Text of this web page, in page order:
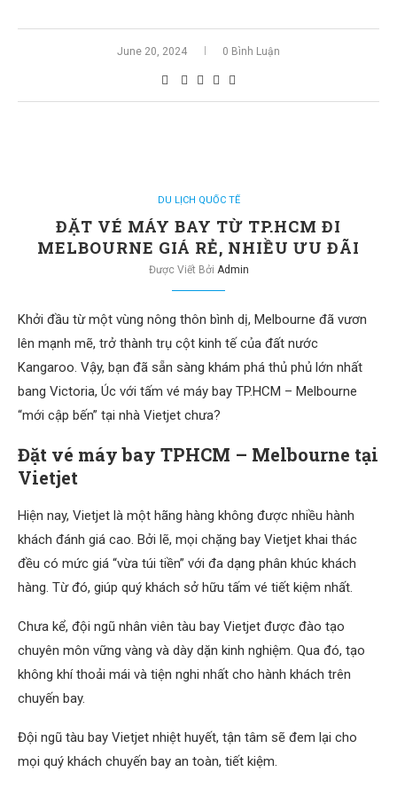
June 20, 2024 0 Bình Luận
DU LỊCH QUỐC TẾ
ĐẶT VÉ MÁY BAY TỪ TP.HCM ĐI
MELBOURNE GIÁ RẺ, NHIỀU ƯU ĐÃI
Được Viết Bởi Admin
Khởi đầu từ một vùng nông thôn bình dị, Melbourne đã vươn
lên mạnh mẽ, trở thành trụ cột kinh tế của đất nước
Kangaroo. Vậy, bạn đã sẵn sàng khám phá thủ phủ lớn nhất
bang Victoria, Úc với tấm vé máy bay TP.HCM – Melbourne
“mới cập bến” tại nhà Vietjet chưa?
Đặt vé máy bay TPHCM – Melbourne tại
Vietjet
Hiện nay, Vietjet là một hãng hàng không được nhiều hành
khách đánh giá cao. Bởi lẽ, mọi chặng bay Vietjet khai thác
đều có mức giá “vừa túi tiền” với đa dạng phân khúc khách
hàng. Từ đó, giúp quý khách sở hữu tấm vé tiết kiệm nhất.
Chưa kể, đội ngũ nhân viên tàu bay Vietjet được đào tạo
chuyên môn vững vàng và dày dặn kinh nghiệm. Qua đó, tạo
không khí thoải mái và tiện nghi nhất cho hành khách trên
chuyến bay.
Đội ngũ tàu bay Vietjet nhiệt huyết, tận tâm sẽ đem lại cho
mọi quý khách chuyến bay an toàn, tiết kiệm.